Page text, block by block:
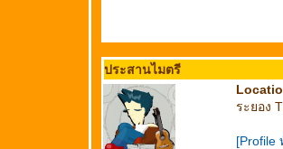
ประสานไมตรี
ระยอง
[Profile